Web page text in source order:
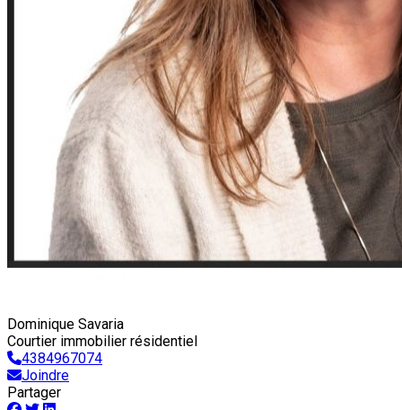
Dominique Savaria
Courtier immobilier résidentiel
4384967074
Joindre
Partager